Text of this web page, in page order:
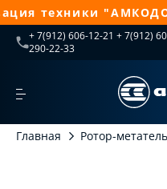
техники
+ 7(912) 606-12-21 + 7(912)
290-22-33
Главная Ротор-